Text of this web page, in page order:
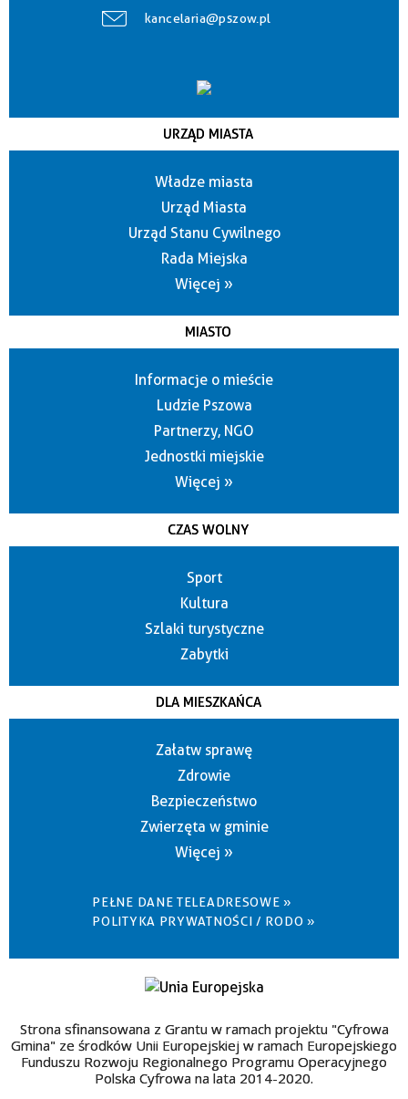
kancelaria@pszow.pl
URZĄD MIASTA
Władze miasta
Urząd Miasta
Urząd Stanu Cywilnego
Rada Miejska
Więcej »
MIASTO
Informacje o mieście
Ludzie Pszowa
Partnerzy, NGO
Jednostki miejskie
Więcej »
CZAS WOLNY
Sport
Kultura
Szlaki turystyczne
Zabytki
DLA MIESZKAŃCA
Załatw sprawę
Zdrowie
Bezpieczeństwo
Zwierzęta w gminie
Więcej »
PEŁNE DANE TELEADRESOWE »
POLITYKA PRYWATNOŚCI / RODO »
Strona sfinansowana z Grantu w ramach projektu "Cyfrowa
Gmina" ze środków Unii Europejskiej w ramach Europejskiego
Funduszu Rozwoju Regionalnego Programu Operacyjnego
Polska Cyfrowa na lata 2014-2020.